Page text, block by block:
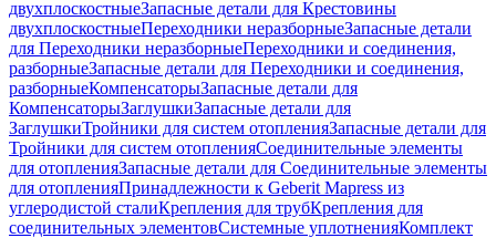
двухплоскостныеЗапасные детали для Крестовины
двухплоскостныеПереходники неразборныеЗапасные детали
для Переходники неразборныеПереходники и соединения,
разборныеЗапасные детали для Переходники и соединения,
разборныеКомпенсаторыЗапасные детали для
КомпенсаторыЗаглушкиЗапасные детали для
ЗаглушкиТройники для систем отопленияЗапасные детали для
Тройники для систем отопленияСоединительные элементы
для отопленияЗапасные детали для Соединительные элементы
для отопленияПринадлежности к Geberit Mapress из
углеродистой сталиКрепления для трубКрепления для
соединительных элементовСистемные уплотненияКомплект